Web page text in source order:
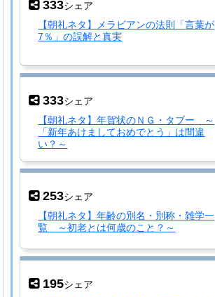
333シェア
【朝礼ネタ】メラビアンの法則「言葉が
7％」の誤解と真実
333シェア
【朝礼ネタ】年賀状のＮＧ・タブー ～
「新年あけましておめでとう」は間違
い？～
253シェア
【朝礼ネタ】年齢の別名・別称・雑学一
覧 ～初老とは何歳のこと？～
195シェア